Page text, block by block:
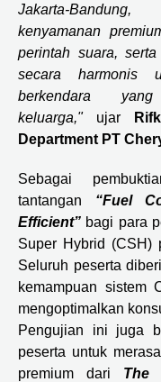
Jakarta-
kenyamanan
perintah suara,
secara harmonis
berkendara
keluarga," ujar
Department PT
Sebagai
tantangan “Fuel
Efficient” bagi para
Super Hybrid (CSH)
Seluruh peserta
kemampuan sistem
mengoptimalkan
Pengujian ini juga
peserta untuk
premium dari The